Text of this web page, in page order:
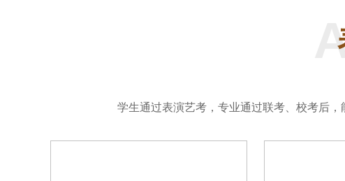
学生通过表演艺考，专业通过联考、校考后